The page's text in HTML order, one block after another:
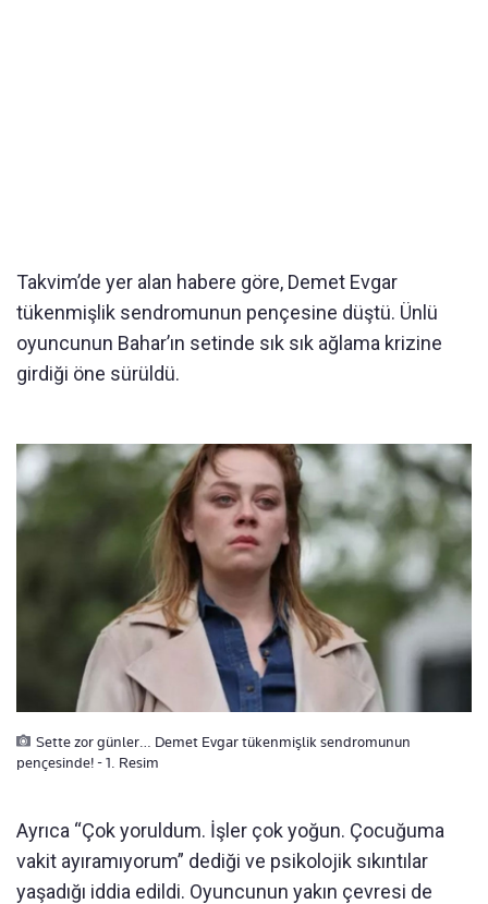
Takvim’de yer alan habere göre, Demet Evgar
tükenmişlik sendromunun pençesine düştü. Ünlü
oyuncunun Bahar’ın setinde sık sık ağlama krizine
girdiği öne sürüldü.
Sette zor günler… Demet Evgar tükenmişlik sendromunun
pençesinde! - 1. Resim
Ayrıca “Çok yoruldum. İşler çok yoğun. Çocuğuma
vakit ayıramıyorum” dediği ve psikolojik sıkıntılar
yaşadığı iddia edildi. Oyuncunun yakın çevresi de